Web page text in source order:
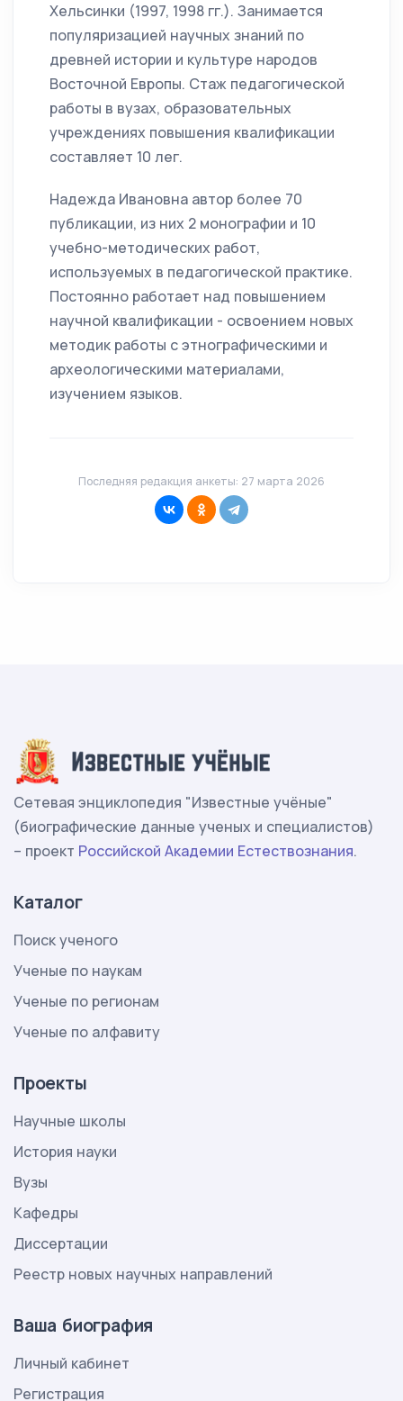
Хельсинки (1997, 1998 гг.). Занимается
популяризацией научных знаний по
древней истории и культуре народов
Восточной Европы. Стаж педагогической
работы в вузах, образовательных
учреждениях повышения квалификации
составляет 10 лег.
Надежда Ивановна автор более 70
публикации, из них 2 монографии и 10
учебно-методических работ,
используемых в педагогической практике.
Постоянно работает над повышением
научной квалификации - освоением новых
методик работы с этнографическими и
археологическими материалами,
изучением языков.
Последняя редакция анкеты: 27 марта 2026
Сетевая энциклопедия "Известные учёные"
(биографические данные ученых и специалистов)
– проект Российской Академии Естествознания.
Каталог
Поиск ученого
Ученые по наукам
Ученые по регионам
Ученые по алфавиту
Проекты
Научные школы
История науки
Вузы
Кафедры
Диссертации
Реестр новых научных направлений
Ваша биография
Личный кабинет
Регистрация